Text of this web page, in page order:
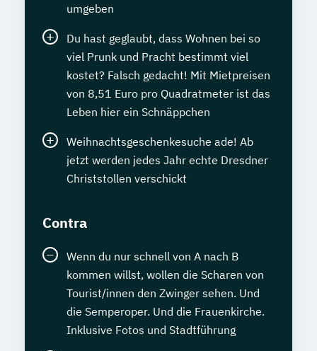
umgeben
Du hast geglaubt, dass Wohnen bei so
viel Prunk und Pracht bestimmt viel
kostet? Falsch gedacht! Mit Mietpreisen
von 8,51 Euro pro Quadratmeter ist das
Leben hier ein Schnäppchen
Weihnachtsgeschenkesuche ade! Ab
jetzt werden jedes Jahr echte Dresdner
Christstollen verschickt
Contra
Wenn du nur schnell von A nach B
kommen willst, wollen die Scharen von
Tourist/innen den Zwinger sehen. Und
die Semperoper. Und die Frauenkirche.
Inklusive Fotos und Stadtführung